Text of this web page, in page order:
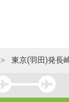
東京(羽田)発長